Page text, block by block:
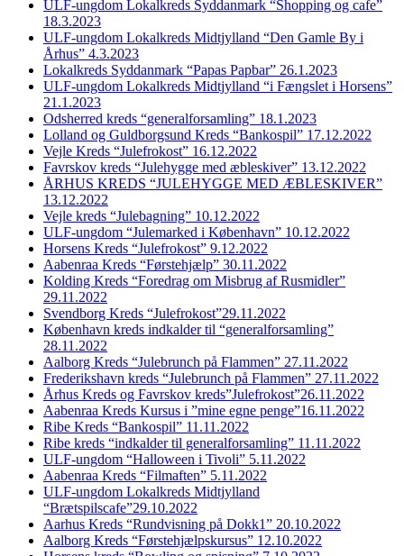
ULF-ungdom Lokalkreds Syddanmark “Shopping og cafe”
18.3.2023
ULF-ungdom Lokalkreds Midtjylland “Den Gamle By i
Århus” 4.3.2023
Lokalkreds Syddanmark “Papas Papbar” 26.1.2023
ULF-ungdom Lokalkreds Midtjylland “i Fængslet i Horsens”
21.1.2023
Odsherred kreds “generalforsamling” 18.1.2023
Lolland og Guldborgsund Kreds “Bankospil” 17.12.2022
Vejle Kreds “Julefrokost” 16.12.2022
Favrskov kreds “Julehygge med æbleskiver” 13.12.2022
ÅRHUS KREDS “JULEHYGGE MED ÆBLESKIVER”
13.12.2022
Vejle kreds “Julebagning” 10.12.2022
ULF-ungdom “Julemarked i København” 10.12.2022
Horsens Kreds “Julefrokost” 9.12.2022
Aabenraa Kreds “Førstehjælp” 30.11.2022
Kolding Kreds “Foredrag om Misbrug af Rusmidler”
29.11.2022
Svendborg Kreds “Julefrokost”29.11.2022
København kreds indkalder til “generalforsamling”
28.11.2022
Aalborg Kreds “Julebrunch på Flammen” 27.11.2022
Frederikshavn kreds “Julebrunch på Flammen” 27.11.2022
Århus Kreds og Favrskov kreds”Julefrokost”26.11.2022
Aabenraa Kreds Kursus i ”mine egne penge”16.11.2022
Ribe Kreds “Bankospil” 11.11.2022
Ribe kreds “indkalder til generalforsamling” 11.11.2022
ULF-ungdom “Halloween i Tivoli” 5.11.2022
Aabenraa Kreds “Filmaften” 5.11.2022
ULF-ungdom Lokalkreds Midtjylland
“Brætspilscafe”29.10.2022
Aarhus Kreds “Rundvisning på Dokk1” 20.10.2022
Aalborg Kreds “Førstehjælpskursus” 12.10.2022